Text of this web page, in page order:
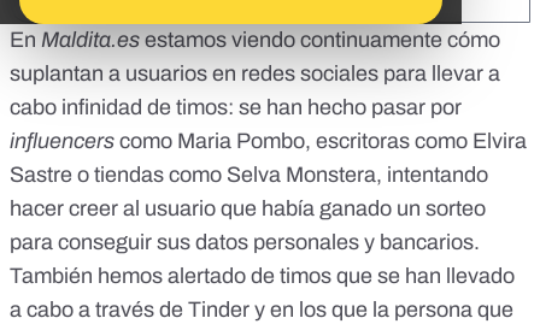
En Maldita.es estamos viendo continuamente cómo
suplantan a usuarios en redes sociales para llevar a
cabo infinidad de timos: se han hecho pasar por
influencers como Maria Pombo, escritoras como Elvira
Sastre o tiendas como Selva Monstera, intentando
hacer creer al usuario que había ganado un sorteo
para conseguir sus datos personales y bancarios.
También hemos alertado de timos que se han llevado
a cabo a través de Tinder y en los que la persona que